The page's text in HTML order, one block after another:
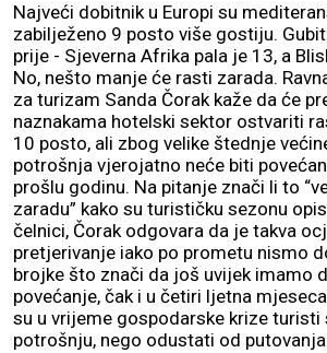
Najveći dobitnik u Europi su
zabilježeno 9 posto više gostiju.
prije - Sjeverna Afrika pala je 13, a
No, nešto manje će rasti zarada.
za turizam Sanda Čorak kaže da će
naznakama hotelski sektor ostvariti
10 posto, ali zbog velike štednje
potrošnja vjerojatno neće biti
prošlu godinu. Na pitanje znači li to
zaradu” kako su turističku sezonu
čelnici, Čorak odgovara da je takva
pretjerivanje iako po prometu nismo
brojke što znači da još uvijek imamo
povećanje, čak i u četiri ljetna
su u vrijeme gospodarske krize
potrošnju, nego odustati od